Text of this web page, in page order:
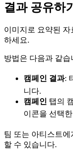
결과 공유하기
이미지로 요약된
하세요.
방법은 다음과 같습
캠페인 결과:
니다.
캠페인 탭의
이콘을 선택
팀 또는 아티스트
할 수 있습니다.